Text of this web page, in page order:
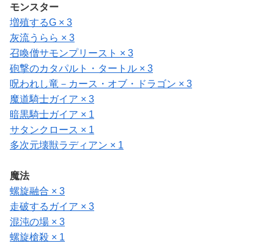
モンスター
増殖するG × 3
灰流うらら × 3
召喚僧サモンプリースト × 3
砲撃のカタパルト・タートル × 3
呪われし竜－カース・オブ・ドラゴン × 3
魔道騎士ガイア × 3
暗黒騎士ガイア × 1
サタンクロース × 1
多次元壊獣ラディアン × 1
魔法
螺旋融合 × 3
走破するガイア × 3
混沌の場 × 3
螺旋槍殺 × 1